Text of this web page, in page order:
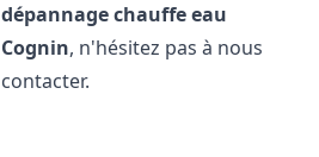
dépannage chauffe eau
Cognin, n'hésitez pas à nous
contacter.